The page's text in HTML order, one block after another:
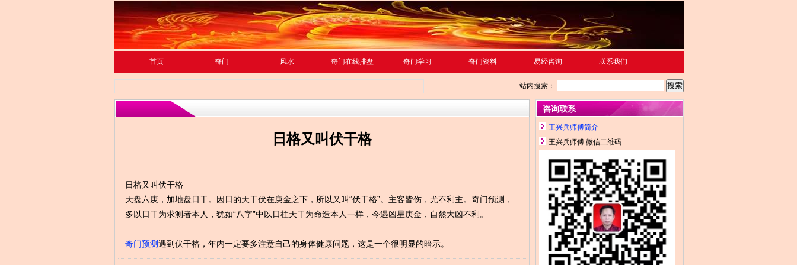
首页 奇门 风水 奇门在线排盘 奇门学习 奇门资料 易经咨询 联系我们
站内搜索：
日格又叫伏干格
日格又叫伏干格
天盘六庚，加地盘日干。因日的天干伏在庚金之下，所以又叫“伏干格”。主客皆伤，尤不利主。奇门预测，
多以日干为求测者本人，犹如“八字”中以日柱天干为命造本人一样，今遇凶星庚金，自然大凶不利。
奇门预测遇到伏干格，年内一定要多注意自己的身体健康问题，这是一个很明显的暗示。
咨询联系
王兴兵师傅简介
王兴兵师傅 微信二维码